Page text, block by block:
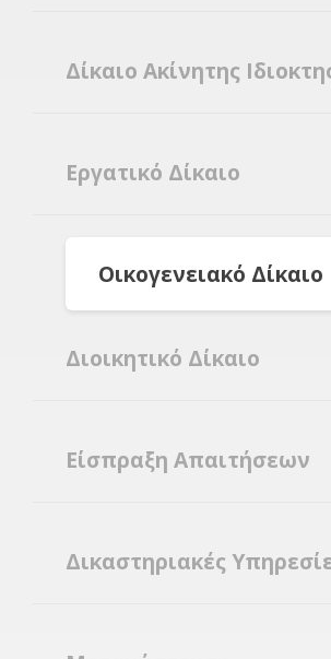
Δίκαιο Ακίνητης
Εργατικό Δίκαιο
Οικογενειακό Δίκαιο
Διοικητικό Δίκαιο
Είσπραξη Απαιτήσεων
Δικαστηριακές